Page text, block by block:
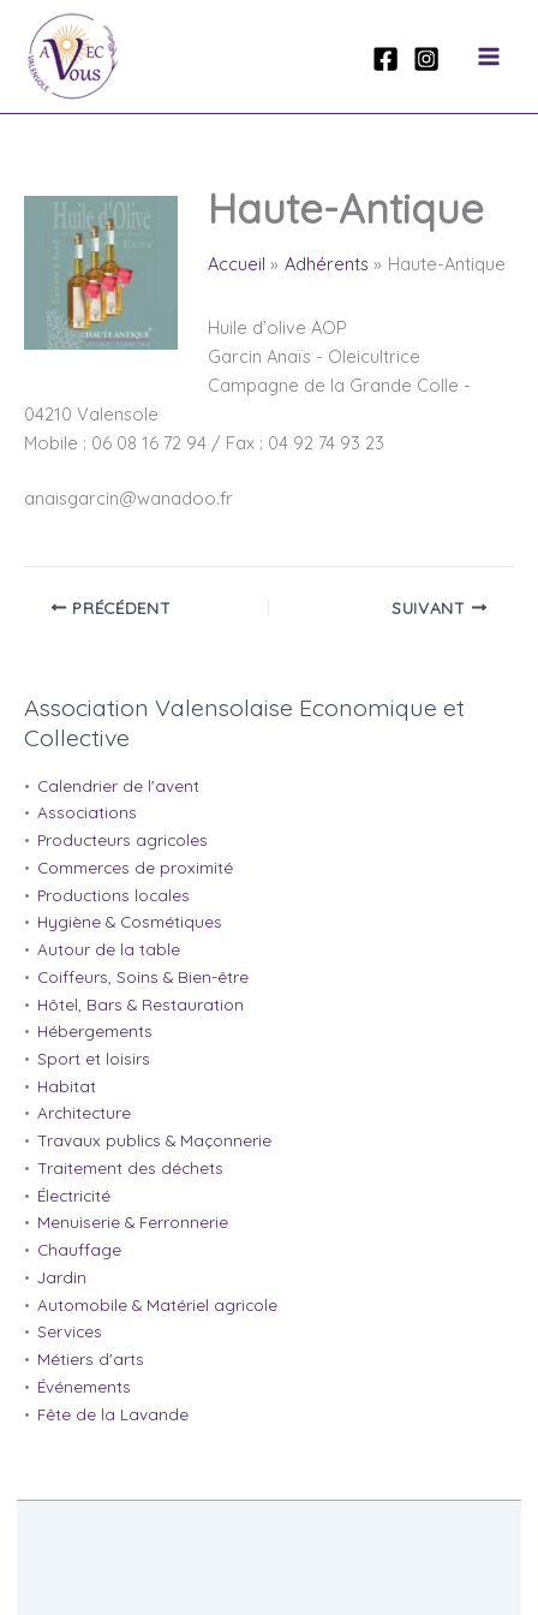
contenu
Haute-Antique
Accueil Adhérents Haute-Antique
Huile d’olive AOP
Garcin Anaïs - Oleicultrice
Campagne de la Grande Colle -
04210 Valensole
Mobile : 06 08 16 72 94 / Fax : 04 92 74 93 23
anaisgarcin@wanadoo.fr
PRÉCÉDENT SUIVANT
Association Valensolaise Economique et
Collective
Calendrier de l'avent
Associations
Producteurs agricoles
Commerces de proximité
Productions locales
Hygiène & Cosmétiques
Autour de la table
Coiffeurs, Soins & Bien-être
Hôtel, Bars & Restauration
Hébergements
Sport et loisirs
Habitat
Architecture
Travaux publics & Maçonnerie
Traitement des déchets
Électricité
Menuiserie & Ferronnerie
Chauffage
Jardin
Automobile & Matériel agricole
Services
Métiers d'arts
Événements
Fête de la Lavande